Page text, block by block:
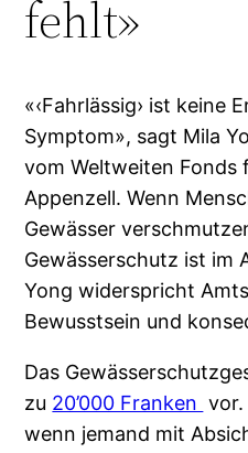
fehlt»
«‹Fahrlässig› ist keine
Symptom», sagt Mila
vom Weltweiten Fonds
Appenzell. Wenn
Gewässer
Gewässerschutz ist im
Yong widerspricht
Bewusstsein und
Das
zu 20’000 Franken vor.
wenn jemand mit